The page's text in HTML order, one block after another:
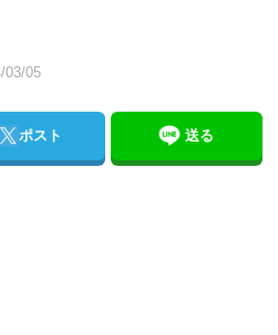
03/05
Twitterポスト 送る